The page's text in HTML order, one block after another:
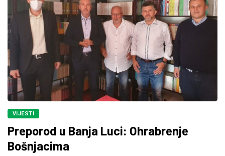
VIJESTI
Preporod u Banja Luci: Ohrabrenje
Bošnjacima